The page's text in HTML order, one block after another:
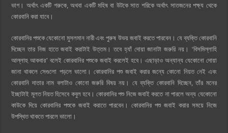
ভাগ। অর্থাৎ একটি গরুকে, অথবা একটি মহিষ বা উটকে সাত শরিকে অর্থাৎ সাতজনের পক্ষ্য থেকে
কোরবানি করা যাবে।
কোরবানির পশুকে যেকোনো মুসলমান নারী এবং পুরুষ উভয় জবাই করতে পারবেন। যে ব্যক্তি কোরবানি
দিচ্ছেন তার নিজ হাতে জবাই করাটাই উত্তম। তবে হ্যাঁ দোয়া জানাটা জরুরি নয়। ‘বিসমিল্লাহি
আল্লাহু আকবার’ বলেই কোরবানির পশুকে জবাই করলেই হবে। এছাড়াও অন্যান্য যেকোনো দোয়া
জানা থাকলে সেগুলো পড়লে ভালো। কোরবানির পশু জবাই করার জন্যে কোনো নিয়ত নেই এবং
কোরবানি দাতার নাম বলাটাও কোনো জরুরি বিষয় নয়। যে ব্যক্তি কোরবানি দিচ্ছেন, তাঁর মনের
ইচ্ছাটাই মূলত নিয়ত হিসেবে কবুল হবে। কোরবানির পশু নিজে জবাই করতে না পারলে অন্য যেকোনো
কাউকে দিয়ে কোরবানির পশুকে জবাই করাতে পারবেন। কোরবানির পশু জবাই করার সময়ে নিজে
উপস্থিত থাকতে পারলে ভালো।